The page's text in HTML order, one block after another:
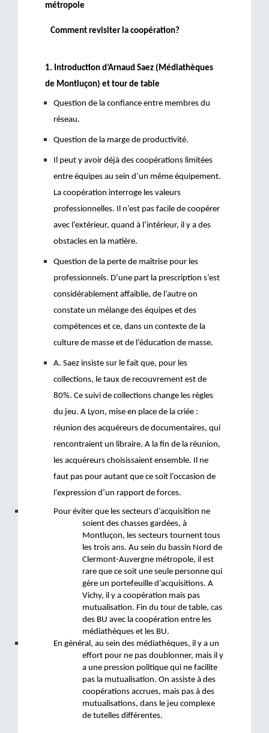
métropole
Comment revisiter la coopération?
1. Introduction d’Arnaud Saez (Médiathèques
de Montluçon) et tour de table
Question de la confiance entre membres du
réseau.
Question de la marge de productivité.
Il peut y avoir déjà des coopérations limitées
entre équipes au sein d’un même équipement.
La coopération interroge les valeurs
professionnelles. Il n’est pas facile de coopérer
avec l’extérieur, quand à l’intérieur, il y a des
obstacles en la matière.
Question de la perte de maîtrise pour les
professionnels. D’une part la prescription s’est
considérablement affaiblie, de l’autre on
constate un mélange des équipes et des
compétences et ce, dans un contexte de la
culture de masse et de l’éducation de masse.
A. Saez insiste sur le fait que, pour les
collections, le taux de recouvrement est de
80%. Ce suivi de collections change les règles
du jeu. A Lyon, mise en place de la criée :
réunion des acquéreurs de documentaires, qui
rencontraient un libraire. A la fin de la réunion,
les acquéreurs choisissaient ensemble. Il ne
faut pas pour autant que ce soit l’occasion de
l’expression d’un rapport de forces.
Pour éviter que les secteurs d’acquisition ne
soient des chasses gardées, à
Montluçon, les secteurs tournent tous
les trois ans. Au sein du bassin Nord de
Clermont-Auvergne métropole, il est
rare que ce soit une seule personne qui
gère un portefeuille d’acquisitions. A
Vichy, il y a coopération mais pas
mutualisation. Fin du tour de table, cas
des BU avec la coopération entre les
médiathèques et les BU.
En général, au sein des médiathèques, il y a un
effort pour ne pas doublonner, mais il y
a une pression politique qui ne facilite
pas la mutualisation. On assiste à des
coopérations accrues, mais pas à des
mutualisations, dans le jeu complexe
de tutelles différentes.